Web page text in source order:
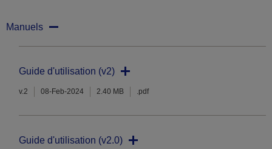
Manuels
Guide d'utilisation (v2)
v.2 08-Feb-2024 2.40 MB .pdf
Guide d'utilisation (v2.0)